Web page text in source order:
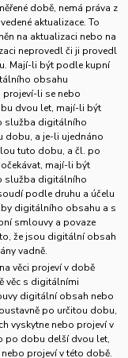
době, nemá práva z
aktualizace. To
na aktualizaci nebo na
neprovedl či ji provedl
Mají-li být podle kupní
obsahu
li se nebo
dvou let, mají-li být
služba digitálního
dobu, a je-li ujednáno
tuto dobu, a čl. po
mají-li být
služba digitálního
podle druhu a účelu
digitálního obsahu a s
smlouvy a povaze
že jsou digitální obsah
vadně.
věci projeví v době
věc s digitálními
digitální obsah nebo
po určitou dobu,
vyskytne nebo projeví v
po dobu delší dvou let,
projeví v této době.